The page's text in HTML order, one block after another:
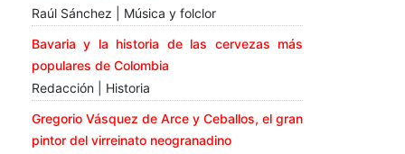
Raúl Sánchez | Música y folclor
Bavaria y la historia de las cervezas más
populares de Colombia
Redacción | Historia
Gregorio Vásquez de Arce y Ceballos, el gran
pintor del virreinato neogranadino